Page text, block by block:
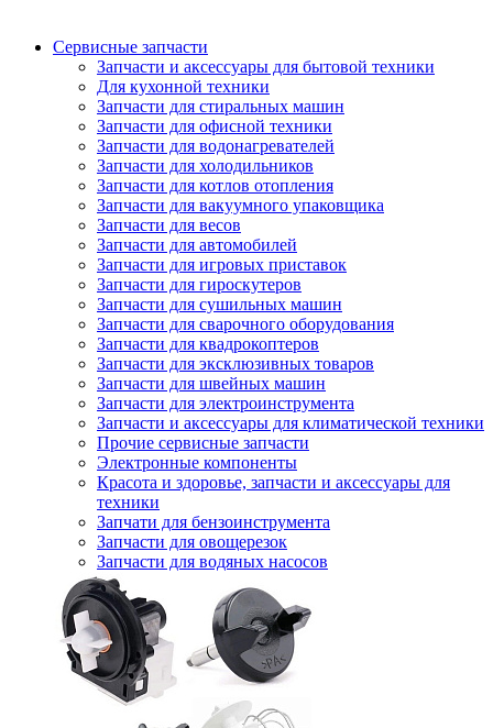
Сервисные запчасти
Запчасти и аксессуары для бытовой техники
Для кухонной техники
Запчасти для стиральных машин
Запчасти для офисной техники
Запчасти для водонагревателей
Запчасти для холодильников
Запчасти для котлов отопления
Запчасти для вакуумного упаковщика
Запчасти для весов
Запчасти для автомобилей
Запчасти для игровых приставок
Запчасти для гироскутеров
Запчасти для сушильных машин
Запчасти для сварочного оборудования
Запчасти для квадрокоптеров
Запчасти для эксклюзивных товаров
Запчасти для швейных машин
Запчасти для электроинструмента
Запчасти и аксессуары для климатической техники
Прочие сервисные запчасти
Электронные компоненты
Красота и здоровье, запчасти и аксессуары для
техники
Запчати для бензоинструмента
Запчасти для овощерезок
Запчасти для водяных насосов